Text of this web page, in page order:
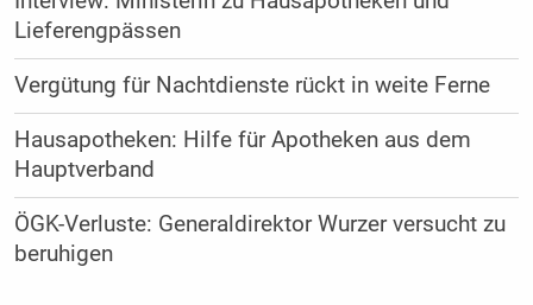
Lieferengpässen
Vergütung für Nachtdienste rückt in weite Ferne
Hausapotheken: Hilfe für Apotheken aus dem
Hauptverband
ÖGK-Verluste: Generaldirektor Wurzer versucht zu
beruhigen